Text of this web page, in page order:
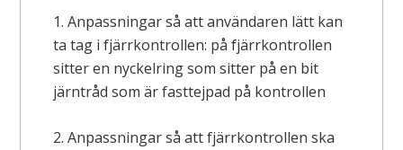
1. Anpassningar så att användaren lätt kan
ta tag i fjärrkontrollen: på fjärrkontrollen
sitter en nyckelring som sitter på en bit
järntråd som är fasttejpad på kontrollen
2. Anpassningar så att fjärrkontrollen ska